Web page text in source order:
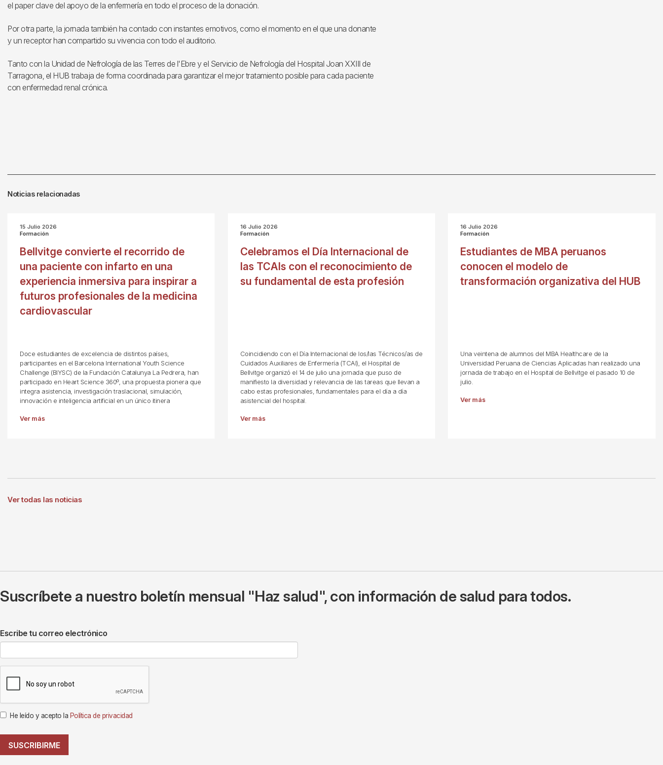
el paper clave del apoyo de la enfermería en todo el proceso de la donación.
Por otra parte, la jornada también ha contado con instantes emotivos, como el momento en el que una donante
y un receptor han compartido su vivencia con todo el auditorio.
Tanto con la Unidad de Nefrología de las Terres de l'Ebre y el Servicio de Nefrología del Hospital Joan XXIII de
Tarragona, el HUB trabaja de forma coordinada para garantizar el mejor tratamiento posible para cada paciente
con enfermedad renal crónica.
Noticias relacionadas
15 Julio 2026
Formación
Bellvitge convierte el recorrido de
una paciente con infarto en una
experiencia inmersiva para inspirar a
futuros profesionales de la medicina
cardiovascular
Doce estudiantes de excelencia de distintos países,
participantes en el Barcelona International Youth Science
Challenge (BIYSC) de la Fundación Catalunya La Pedrera, han
participado en Heart Science 360º, una propuesta pionera que
integra asistencia, investigación traslacional, simulación,
innovación e inteligencia artificial en un único itinera
Ver más
16 Julio 2026
Formación
Celebramos el Día Internacional de
las TCAIs con el reconocimiento de
su fundamental de esta profesión
Coincidiendo con el Día Internacional de los/las Técnicos/as de
Cuidados Auxiliares de Enfermería (TCAI), el Hospital de
Bellvitge organizó el 14 de julio una jornada que puso de
manifiesto la diversidad y relevancia de las tareas que llevan a
cabo estas profesionales, fundamentales para el día a día
asistencial del hospital.
Ver más
16 Julio 2026
Formación
Estudiantes de MBA peruanos
conocen el modelo de
transformación organizativa del HUB
Una veintena de alumnos del MBA Healthcare de la
Universidad Peruana de Ciencias Aplicadas han realizado una
jornada de trabajo en el Hospital de Bellvitge el pasado 10 de
julio.
Ver más
Ver todas las noticias
Suscríbete a nuestro boletín mensual "Haz salud", con información de salud para todos.
Escribe tu correo electrónico
He leído y acepto la Política de privacidad
SUSCRIBIRME